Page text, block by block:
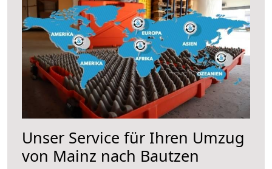
Unser Service für Ihren Umzug
von Mainz nach Bautzen